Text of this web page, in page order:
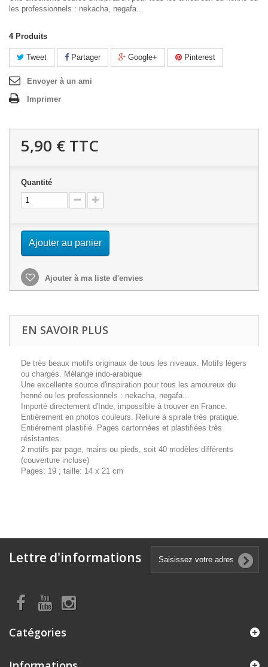
les professionnels : nekacha, negafa...
4 Produits
Tweet Partager Google+ Pinterest
Envoyer à un ami
Imprimer
5,90 € TTC
Quantité
Ajouter au panier
Ajouter à ma liste d'envies
EN SAVOIR PLUS
De très beaux motifs originaux de tous les niveaux. Motifs légers
ou chargés. Mélange indo-arabique
Une excellente source d'inspiration pour tous les amoureux du
henné ou les professionnels : nekacha, negafa...
Importé directement d'Inde, impossible à trouver en France.
Entiérement en photos couleurs. Reliure à spirale très pratique.
Entiérement plastifié. Pages cartonnées et plastifiées très
résistantes.
2 motifs par page, mains ou pieds, soit 40 modèles différents
(couverture incluse)
Pages: 19 ; taille: 14 x 21 cm
Lettre d'informations
Catégories